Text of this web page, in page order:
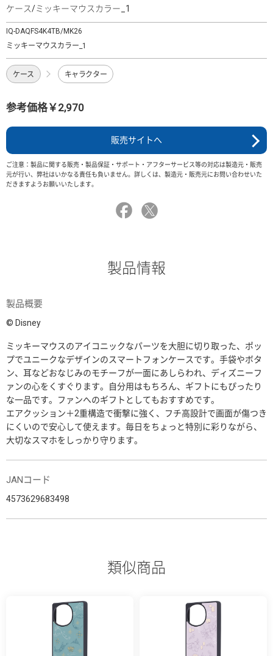
ケース/ミッキーマウスカラー_1
IQ-DAQFS4K4TB/MK26
ミッキーマウスカラー_1
ケース キャラクター
参考価格￥2,970
販売サイトへ
ご注意：製品に関する販売・製品保証・サポート・アフターサービス等の対応は製造元・販売
元が行い、弊社はいかなる責任も負いません。詳しくは、製造元・販売元にお問い合わせいた
だきますようお願いいたします。
製品情報
製品概要
© Disney
ミッキーマウスのアイコニックなパーツを大胆に切り取った、ポッ
プでユニークなデザインのスマートフォンケースです。手袋やボタ
ン、耳などおなじみのモチーフが一面にあしらわれ、ディズニーフ
ァンの心をくすぐります。自分用はもちろん、ギフトにもぴったり
な一品です。ファンへのギフトとしてもおすすめです。
エアクッション＋2重構造で衝撃に強く、フチ高設計で画面が傷つき
にくいので安心して使えます。毎日をちょっと特別に彩りながら、
大切なスマホをしっかり守ります。
JANコード
4573629683498
類似商品